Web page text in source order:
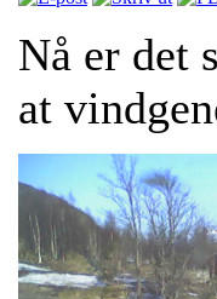
Nå er det
at